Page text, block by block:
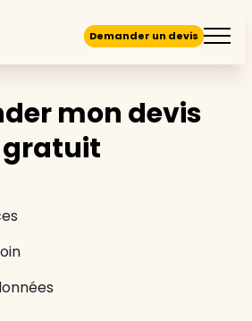
Demander un devis
mon devis
gratuit